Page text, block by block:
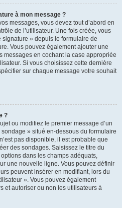
à mon message ?
messages, vous devez tout d’abord en
de l’utilisateur. Une fois créée, vous
» depuis le formulaire de
Vous pouvez également ajouter une
messages en cochant la case appropriée
Si vous choisissez cette dernière
sur chaque message votre souhait
?
ou modifiez le premier message d’un
» situé en-dessous du formulaire
pas disponible, il est probable que
des sondages. Saisissez le titre du
dans les champs adéquats,
une nouvelle ligne. Vous pouvez définir
peuvent insérer en modifiant, lors du
». Vous pouvez également
et autoriser ou non les utilisateurs à